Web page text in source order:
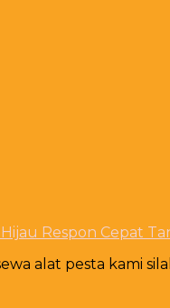
Respon Cepat
alat pesta kami